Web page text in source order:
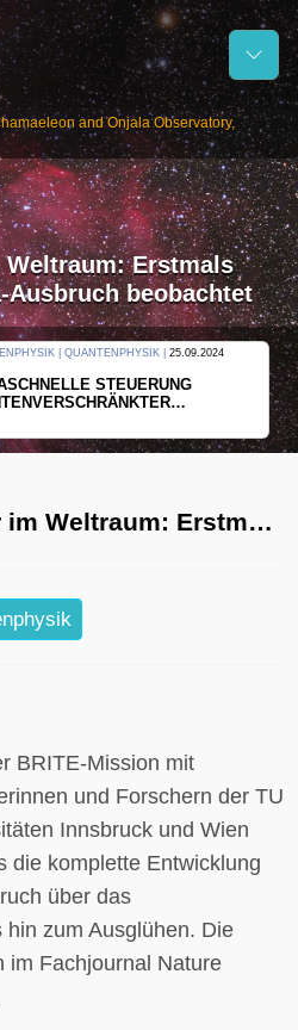
and Onjala Observatory,
Erstmals
Ausbruch beobachtet
| WELLENLEHRE |23.09.2024
ERZEUGEN
GAS AUS LICHT
Weltraum: Erstmals
BRITE-Mission mit
und Forschern der TU
Innsbruck und Wien
die komplette Entwicklung
über das
zum Ausglühen. Die
im Fachjournal Nature